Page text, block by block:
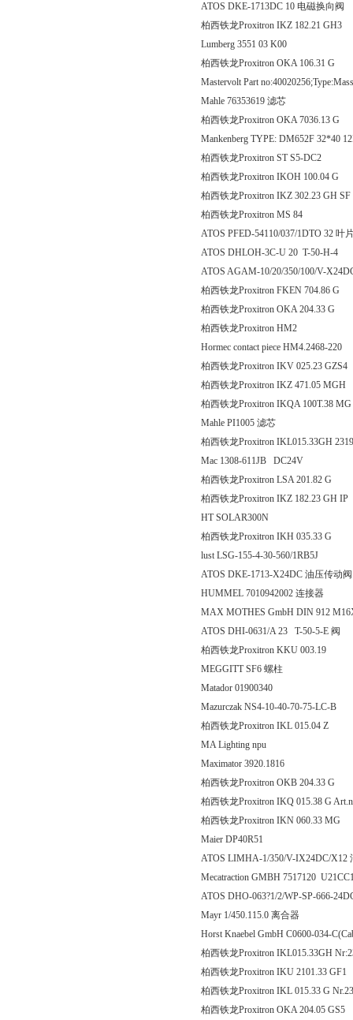
ATOS DKE-1713DC 10 电磁换向阀
柏西铁龙Proxitron IKZ 182.21 GH3
Lumberg 3551 03 K00
柏西铁龙Proxitron OKA
Mastervolt Part
Mahle 76353619 滤芯
柏西铁龙Proxitron OKA
Mankenberg TYPE: DM652F 32*40
柏西铁龙Proxitron ST
柏西铁龙Proxitron IKOH
柏西铁龙Proxitron IKZ
柏西铁龙Proxitron
ATOS PFED-54110/037/1DTO 32 叶
ATOS DHLOH-3C-U 20 T-50-H-4
ATOS AGAM-10/20/350/100/V-
柏西铁龙Proxitron FKEN
柏西铁龙Proxitron OKA
柏西铁龙Proxitron HM2
Hormec contact piece HM4.2468-220
柏西铁龙Proxitron IKV
柏西铁龙Proxitron IKZ
柏西铁龙Proxitron IKQA
Mahle PI1005 滤芯
柏西铁龙Proxitron IKL015.33GH
Mac 1308-611JB DC24V
柏西铁龙Proxitron LSA
柏西铁龙Proxitron IKZ
HT SOLAR300N
柏西铁龙Proxitron IKH
lust LSG-155-4-30-560/1RB5J
ATOS DKE-1713-X24DC 油压传动阀
HUMMEL 7010942002 连接器
MAX MOTHES GmbH DIN 912
ATOS DHI-0631/A 23 T-50-5-E 阀
柏西铁龙Proxitron KKU
MEGGITT SF6 螺柱
Matador 01900340
Mazurczak NS4-10-40-70-75-LC-B
柏西铁龙Proxitron IKL
MA Lighting npu
Maximator 3920.1816
柏西铁龙Proxitron OKB
柏西铁龙Proxitron IKQ 015.38 G
柏西铁龙Proxitron IKN
Maier DP40R51
ATOS LIMHA-1/350/V-IX24DC/X12
Mecatraction GMBH 7517120
ATOS DHO-063?1/2/WP-SP-666-
Mayr 1/450.115.0 离合器
Horst Knaebel GmbH C0600-034-
柏西铁龙Proxitron IKL015.33GH
柏西铁龙Proxitron IKU
柏西铁龙Proxitron IKL 015.33 G
柏西铁龙Proxitron OKA